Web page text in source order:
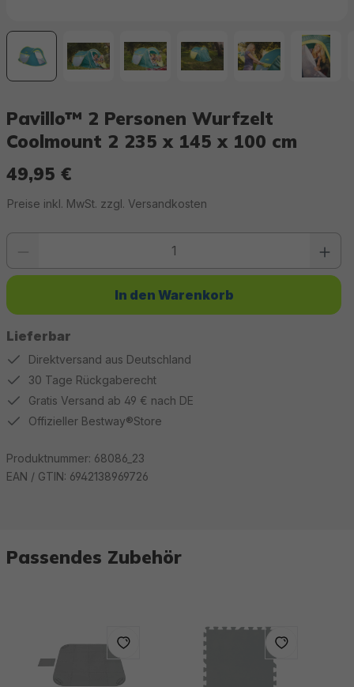
Pavillo™ 2 Personen Wurfzelt
Coolmount 2 235 x 145 x 100 cm
49,95 €
Preise inkl. MwSt. zzgl. Versandkosten
Lieferbar
Produkt Anzahl: Gib den gewünschten Wert ein oder benutze die
In den Warenkorb
Direktversand aus Deutschland
30 Tage Rückgaberecht
Gratis Versand ab 49 € nach DE
Offizieller Bestway®Store
Produktnummer: 68086_23
EAN / GTIN: 6942138969726
Passendes Zubehör